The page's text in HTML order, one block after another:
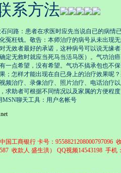
方法
问路：患者在求医时应先当说自已的病情
冤枉钱。敬告：本师治疗的病号从未出现
无效者最好的承诺，这种病号可以说无缘
定无救时就应当死马当活马医）。气功治
一点希望，没有希望。气功不搞承包也不
；怎样才能出现在自已身上的治疗效果呢
频治疗、录像治疗、照片治疗、电话治疗
求助者可根据不同情况以及家属的方便程
MSN聊天工具：用户名帐号
国工商银行 卡号：
收款人 盛生洪） QQ视频14543198 手机